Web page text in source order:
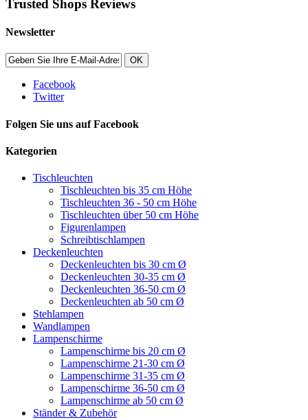
Trusted Shops Reviews
Newsletter
OK
Facebook
Twitter
Folgen Sie uns auf Facebook
Kategorien
Tischleuchten
Tischleuchten bis 35 cm Höhe
Tischleuchten 36 - 50 cm Höhe
Tischleuchten über 50 cm Höhe
Figurenlampen
Schreibtischlampen
Deckenleuchten
Deckenleuchten bis 30 cm Ø
Deckenleuchten 30-35 cm Ø
Deckenleuchten 36-50 cm Ø
Deckenleuchten ab 50 cm Ø
Stehlampen
Wandlampen
Lampenschirme
Lampenschirme bis 20 cm Ø
Lampenschirme 21-30 cm Ø
Lampenschirme 31-35 cm Ø
Lampenschirme 36-50 cm Ø
Lampenschirme ab 50 cm Ø
Ständer & Zubehör